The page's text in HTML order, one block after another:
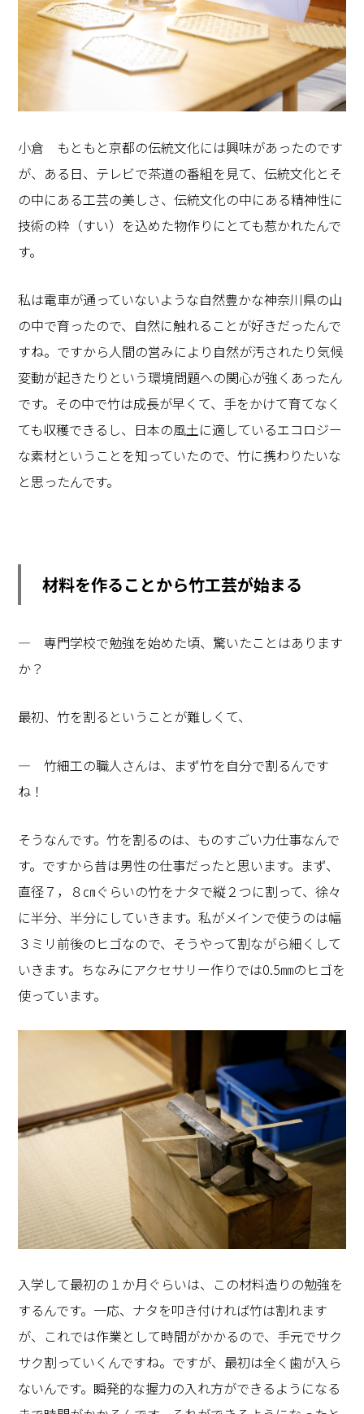
小倉 もともと京都の伝統文化には興味があったのです
が、ある日、テレビで茶道の番組を見て、伝統文化とそ
の中にある工芸の美しさ、伝統文化の中にある精神性に
技術の粋（すい）を込めた物作りにとても惹かれたんで
す。
私は電車が通っていないような自然豊かな神奈川県の山
の中で育ったので、自然に触れることが好きだったんで
すね。ですから人間の営みにより自然が汚されたり気候
変動が起きたりという環境問題への関心が強くあったん
です。その中で竹は成長が早くて、手をかけて育てなく
ても収穫できるし、日本の風土に適しているエコロジー
な素材ということを知っていたので、竹に携わりたいな
と思ったんです。
材料を作ることから竹工芸が始まる
― 専門学校で勉強を始めた頃、驚いたことはあります
か？
最初、竹を割るということが難しくて、
― 竹細工の職人さんは、まず竹を自分で割るんです
ね！
そうなんです。竹を割るのは、ものすごい力仕事なんで
す。ですから昔は男性の仕事だったと思います。まず、
直径７，８㎝ぐらいの竹をナタで縦２つに割って、徐々
に半分、半分にしていきます。私がメインで使うのは幅
３ミリ前後のヒゴなので、そうやって割ながら細くして
いきます。ちなみにアクセサリー作りでは0.5㎜のヒゴを
使っています。
入学して最初の１か月ぐらいは、この材料造りの勉強を
するんです。一応、ナタを叩き付ければ竹は割れます
が、これでは作業として時間がかかるので、手元でサク
サク割っていくんですね。ですが、最初は全く歯が入ら
ないんです。瞬発的な握力の入れ方ができるようになる